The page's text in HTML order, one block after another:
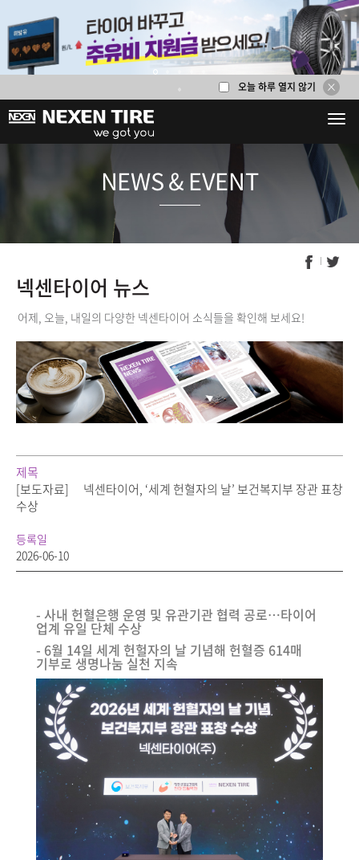
5
오늘 하루 열지 않기
NEWS &
넥센타이어 뉴스
어제, 오늘, 내일의 다양한 넥센타이어 소식들을 확인해 보세요!
제목
[보도자료]
넥센타이어, ‘세계 헌혈자의 날’ 보건복지부 장관 표창
수상
등록일
2026-06-10
- 사내 헌혈은행 운영 및 유관기관 협력 공로…타이어
업계 유일 단체 수상
- 6월 14일 세계 헌헐자의 날 기념해 헌혈증 614매
기부로 생명나눔 실천 지속